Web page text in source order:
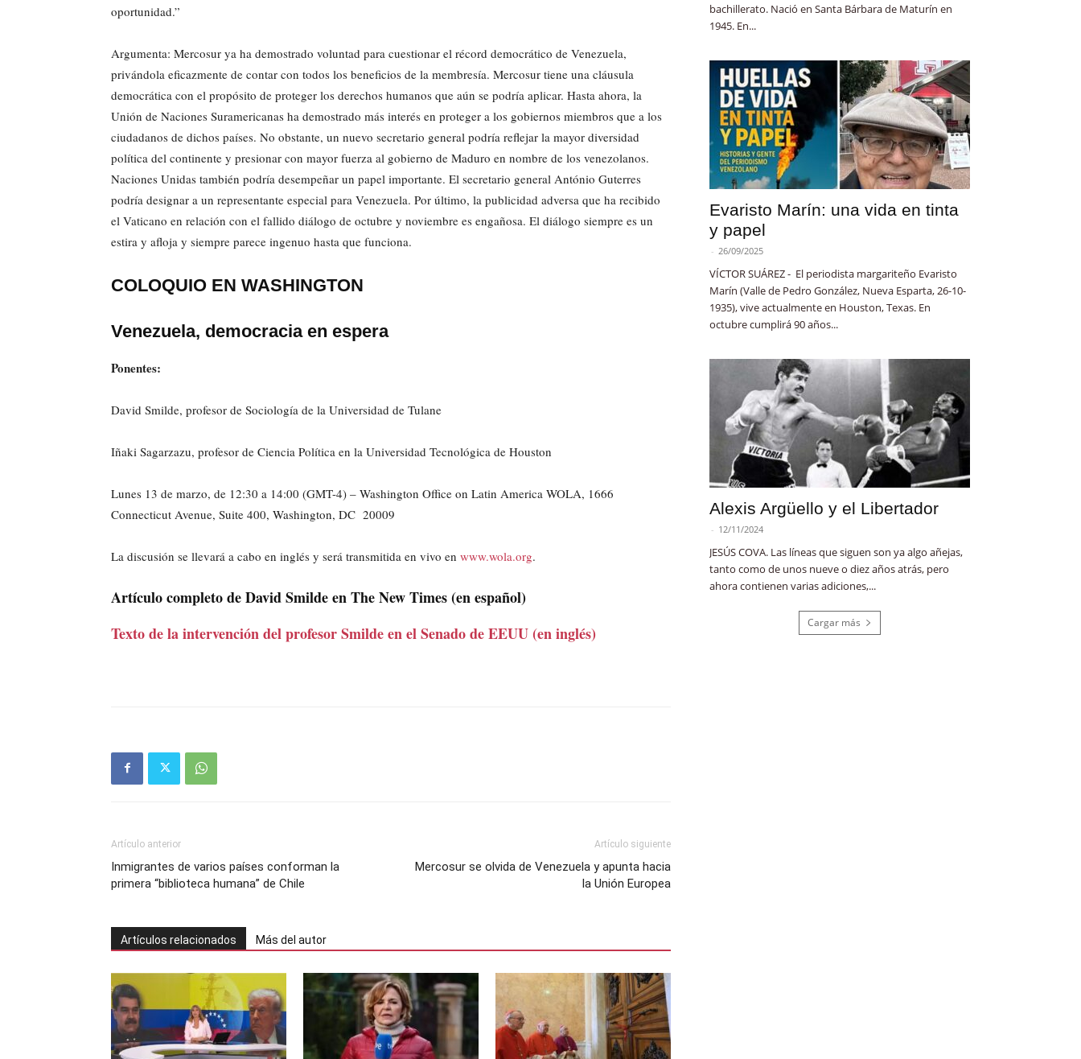
oportunidad.”
Argumenta: Mercosur ya ha demostrado voluntad para cuestionar el récord democrático de Venezuela,
privándola eficazmente de contar con todos los beneficios de la membresía. Mercosur tiene una cláusula
democrática con el propósito de proteger los derechos humanos que aún se podría aplicar. Hasta ahora, la
Unión de Naciones Suramericanas ha demostrado más interés en proteger a los gobiernos miembros que a los
ciudadanos de dichos países. No obstante, un nuevo secretario general podría reflejar la mayor diversidad
política del continente y presionar con mayor fuerza al gobierno de Maduro en nombre de los venezolanos.
Naciones Unidas también podría desempeñar un papel importante. El secretario general António Guterres
podría designar a un representante especial para Venezuela. Por último, la publicidad adversa que ha recibido
el Vaticano en relación con el fallido diálogo de octubre y noviembre es engañosa. El diálogo siempre es un
estira y afloja y siempre parece ingenuo hasta que funciona.
COLOQUIO EN WASHINGTON
Venezuela, democracia en espera
Ponentes:
David Smilde, profesor de Sociología de la Universidad de Tulane
Iñaki Sagarzazu, profesor de Ciencia Política en la Universidad Tecnológica de Houston
Lunes 13 de marzo, de 12:30 a 14:00 (GMT-4) – Washington Office on Latin America WOLA, 1666
Connecticut Avenue, Suite 400, Washington, DC 20009
La discusión se llevará a cabo en inglés y será transmitida en vivo en www.wola.org.
Artículo completo de David Smilde en The New Times (en español)
Texto de la intervención del profesor Smilde en el Senado de EEUU (en inglés)
Artículo anterior
Inmigrantes de varios países conforman la
primera “biblioteca humana” de Chile
Artículo siguiente
Mercosur se olvida de Venezuela y apunta hacia
la Unión Europea
Artículos relacionados Más del autor
bachillerato. Nació en Santa Bárbara de Maturín en
1945. En...
Evaristo Marín: una vida en tinta
y papel
- 26/09/2025
VÍCTOR SUÁREZ - El periodista margariteño Evaristo
Marín (Valle de Pedro González, Nueva Esparta, 26-10-
1935), vive actualmente en Houston, Texas. En
octubre cumplirá 90 años...
Alexis Argüello y el Libertador
- 12/11/2024
JESÚS COVA. Las líneas que siguen son ya algo añejas,
tanto como de unos nueve o diez años atrás, pero
ahora contienen varias adiciones,...
Cargar más